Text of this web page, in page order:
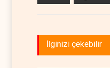
İlginizi çekebilir